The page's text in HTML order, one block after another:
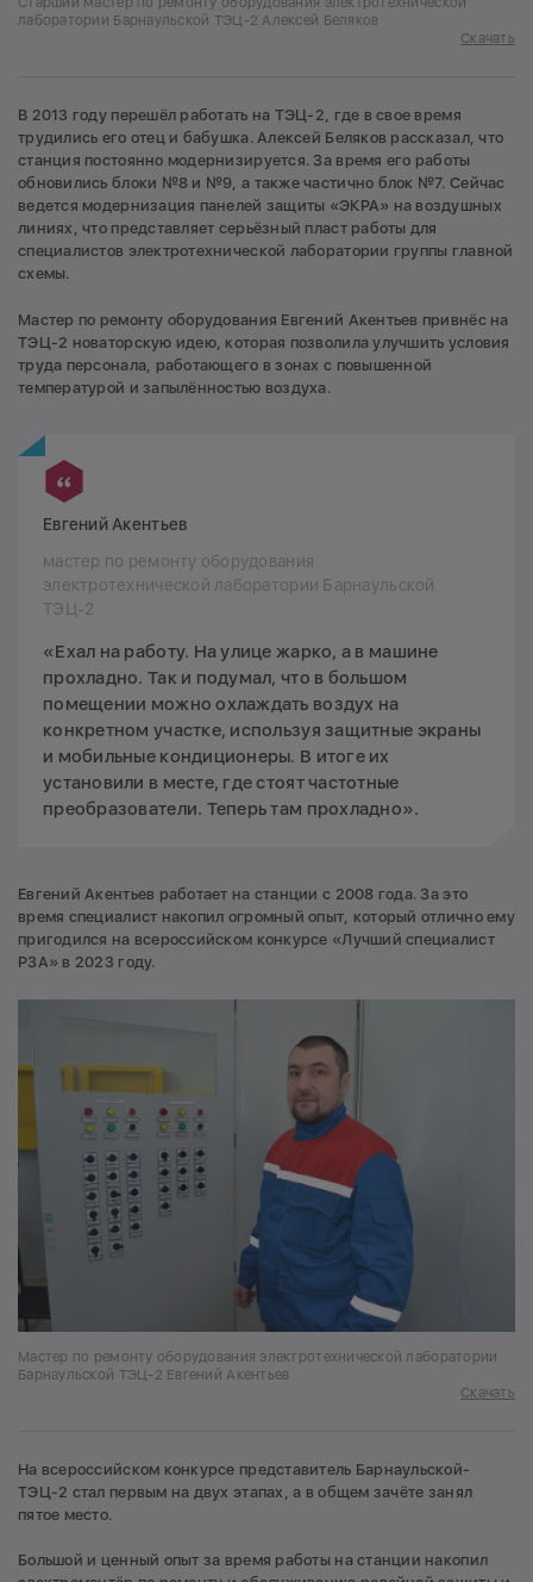
лаборатории Барнаульской ТЭЦ-2 Алексей Беляков
Скачать
В 2013 году перешёл работать на ТЭЦ-2, где в свое время
трудились его отец и бабушка. Алексей Беляков рассказал, что
станция постоянно модернизируется. За время его работы
обновились блоки №8 и №9, а также частично блок №7. Сейчас
ведется модернизация панелей защиты «ЭКРА» на воздушных
линиях, что представляет серьёзный пласт работы для
специалистов электротехнической лаборатории группы главной
схемы.
Мастер по ремонту оборудования Евгений Акентьев привнёс на
ТЭЦ-2 новаторскую идею, которая позволила улучшить условия
труда персонала, работающего в зонах с повышенной
температурой и запылённостью воздуха.
Евгений Акентьев
мастер по ремонту оборудования
электротехнической лаборатории Барнаульской
ТЭЦ-2
«Ехал на работу. На улице жарко, а в машине
прохладно. Так и подумал, что в большом
помещении можно охлаждать воздух на
конкретном участке, используя защитные экраны
и мобильные кондиционеры. В итоге их
установили в месте, где стоят частотные
преобразователи. Теперь там прохладно».
Евгений Акентьев работает на станции с 2008 года. За это
время специалист накопил огромный опыт, который отлично ему
пригодился на всероссийском конкурсе «Лучший специалист
РЗА» в 2023 году.
Мастер по ремонту оборудования электротехнической лаборатории
Барнаульской ТЭЦ-2 Евгений Акентьев
Скачать
На всероссийском конкурсе представитель Барнаульской-
ТЭЦ-2 стал первым на двух этапах, а в общем зачёте занял
пятое место.
Большой и ценный опыт за время работы на станции накопил